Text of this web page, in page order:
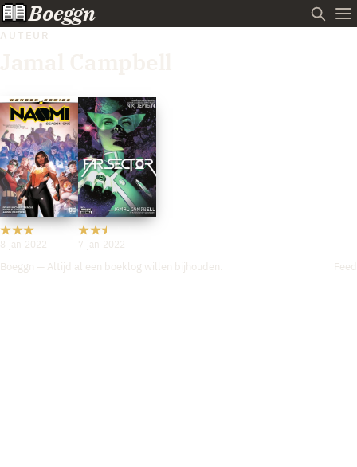
Boeggn
AUTEUR
8 jan 2022
7 jan 2022
Boeggn — Altijd al een boeklog willen bijhouden.
Feed